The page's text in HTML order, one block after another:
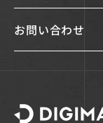
お問い合わせ